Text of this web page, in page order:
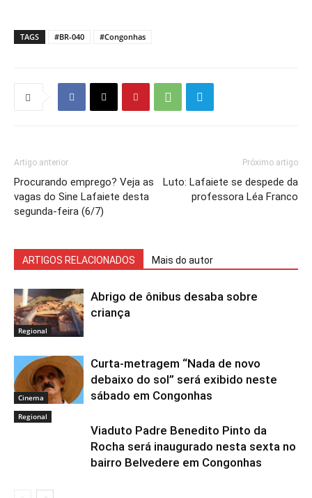
TAGS #BR-040 #Congonhas
Artigo anterior
Procurando emprego? Veja as
vagas do Sine Lafaiete desta
segunda-feira (6/7)
Próximo artigo
Luto: Lafaiete se despede da
professora Léa Franco
ARTIGOS RELACIONADOS Mais do autor
Regional
Abrigo de ônibus desaba sobre
criança
Cinema
Curta-metragem “Nada de novo
debaixo do sol” será exibido neste
sábado em Congonhas
Regional
Viaduto Padre Benedito Pinto da
Rocha será inaugurado nesta sexta no
bairro Belvedere em Congonhas